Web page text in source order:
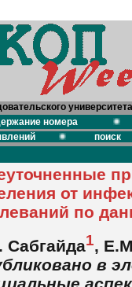
номера
поиск
от
по
Сабгайда1,
в